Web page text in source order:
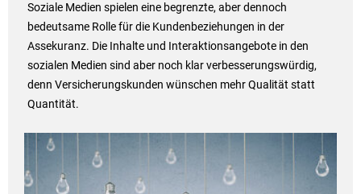
Soziale Medien spielen eine begrenzte, aber dennoch
bedeutsame Rolle für die Kundenbeziehungen in der
Assekuranz. Die Inhalte und Interaktionsangebote in den
sozialen Medien sind aber noch klar verbesserungswürdig,
denn Versicherungskunden wünschen mehr Qualität statt
Quantität.